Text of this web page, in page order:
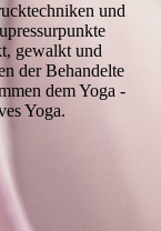
und
gewalkt und
der Behandelte
dem Yoga -
Yoga.